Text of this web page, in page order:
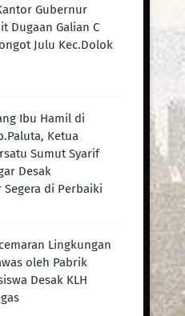
Gubernur
Dugaan Galian C
Julu Kec.Dolok
Ibu Hamil di
Ketua
Sumut Syarif
Desak
di Perbaiki
Lingkungan
oleh Pabrik
Desak KLH